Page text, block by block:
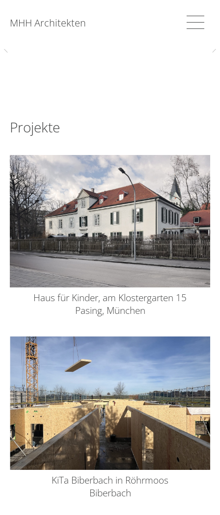
MHH Architekten
Projekte
Haus für Kinder, am Klostergarten 15
Pasing, München
KiTa Biberbach in Röhrmoos
Biberbach